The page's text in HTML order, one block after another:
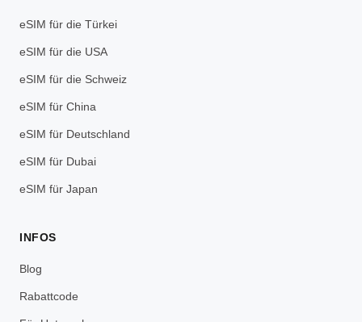
eSIM für die Türkei
eSIM für die USA
eSIM für die Schweiz
eSIM für China
eSIM für Deutschland
eSIM für Dubai
eSIM für Japan
INFOS
Blog
Rabattcode